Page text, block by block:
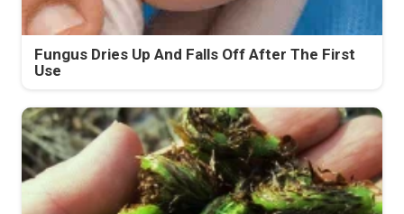
Fungus Dries Up And Falls Off After The First
Use